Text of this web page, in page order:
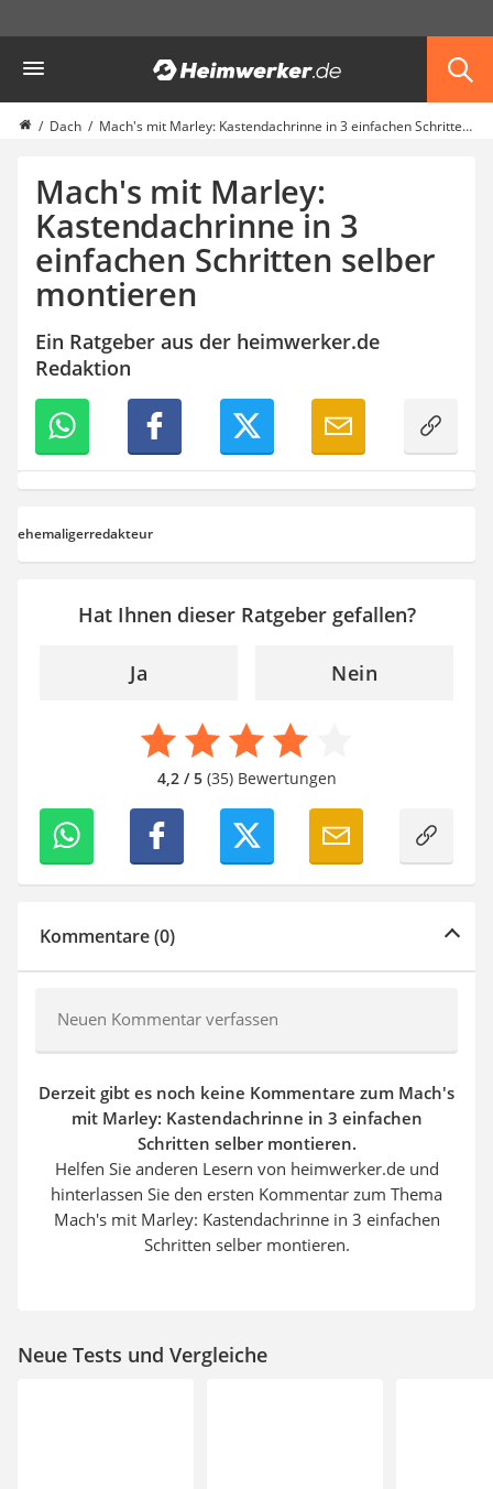
Haus & Bau
Außenleuchte mit Kamera
Ozongenerator
Smart-Home-Rauchmelder
Schlüsseltresor
Überwachungskameras außen
Regendusche
Reizstromgerät
Infrarot-Thermometer
Heizkissen
Digitale Zeitschaltuhr
Paketbriefkasten
Fensterkontaktschalter
Hygrometer
LED-Baustrahler
Tiefengrund
Dach Mach's mit Marley: Kastendachrinne in 3 einfachen Schritten selber montieren
Mach's mit Marley:
Kastendachrinne in 3
einfachen Schritten selber
montieren
Ein Ratgeber aus der heimwerker.de
Redaktion
ehemaligerredakteur
Hat Ihnen dieser Ratgeber gefallen?
Ja Nein
4,2 / 5(35) Bewertungen
Kommentare (0)
Neuen Kommentar verfassen
Derzeit gibt es noch keine Kommentare zum Mach's
mit Marley: Kastendachrinne in 3 einfachen
Schritten selber montieren.
Helfen Sie anderen Lesern von heimwerker.de und
hinterlassen Sie den ersten Kommentar zum Thema
Mach's mit Marley: Kastendachrinne in 3 einfachen
Schritten selber montieren.
Neue Tests und Vergleiche